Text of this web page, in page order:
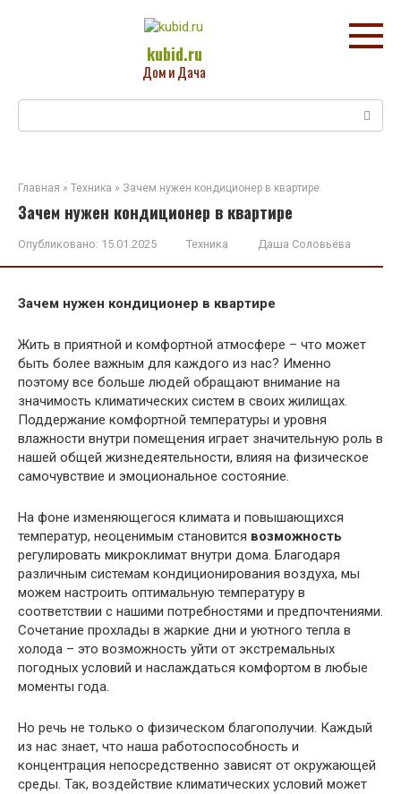
kubid.ru
Дом и Дача
Главная » Техника » Зачем нужен кондиционер в квартире
Зачем нужен кондиционер в квартире
Опубликовано: 15.01.2025 Техника Даша Соловьёва
Зачем нужен кондиционер в квартире
Жить в приятной и комфортной атмосфере – что может
быть более важным для каждого из нас? Именно
поэтому все больше людей обращают внимание на
значимость климатических систем в своих жилищах.
Поддержание комфортной температуры и уровня
влажности внутри помещения играет значительную роль в
нашей общей жизнедеятельности, влияя на физическое
самочувствие и эмоциональное состояние.
На фоне изменяющегося климата и повышающихся
температур, неоценимым становится возможность
регулировать микроклимат внутри дома. Благодаря
различным системам кондиционирования воздуха, мы
можем настроить оптимальную температуру в
соответствии с нашими потребностями и предпочтениями.
Сочетание прохлады в жаркие дни и уютного тепла в
холода – это возможность уйти от экстремальных
погодных условий и наслаждаться комфортом в любые
моменты года.
Но речь не только о физическом благополучии. Каждый
из нас знает, что наша работоспособность и
концентрация непосредственно зависят от окружающей
среды. Так, воздействие климатических условий может